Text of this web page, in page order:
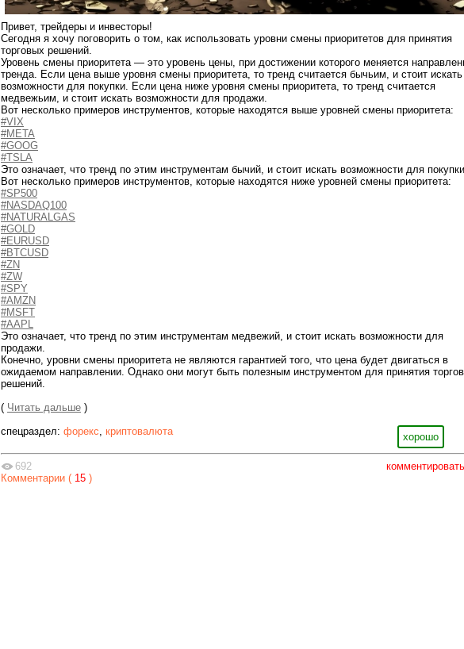
Привет, трейдеры и инвесторы!
Сегодня я хочу поговорить о том, как использовать уровни смены приоритетов для принятия
торговых решений.
Уровень смены приоритета — это уровень цены, при достижении которого меняется
тренда. Если цена выше уровня смены приоритета, то тренд считается бычьим, и стоит искать
возможности для покупки. Если цена ниже уровня смены приоритета, то тренд считается
медвежьим, и стоит искать возможности для продажи.
Вот несколько примеров инструментов, которые находятся выше уровней смены приоритета:
#VIX
#META
#GOOG
#TSLA
Это означает, что тренд по этим инструментам бычий, и стоит искать возможности для
Вот несколько примеров инструментов, которые находятся ниже уровней смены приоритета:
#SP500
#NASDAQ100
#NATURALGAS
#GOLD
#EURUSD
#BTCUSD
#ZN
#ZW
#SPY
#AMZN
#MSFT
#AAPL
Это означает, что тренд по этим инструментам медвежий, и стоит искать возможности для
продажи.
Конечно, уровни смены приоритета не являются гарантией того, что цена будет двигаться в
ожидаемом направлении. Однако они могут быть полезным инструментом для принятия
решений.
( Читать дальше )
хорошо
спецраздел: форекс криптовалюта
комментировать
692
Комментарии ( 15 )